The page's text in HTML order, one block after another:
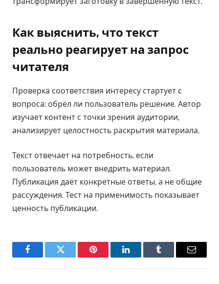
Как выяснить, что текст
реально реагирует на запрос
читателя
Проверка соответствия интересу стартует с
вопроса: обрёл ли пользователь решение. Автор
изучает контент с точки зрения аудитории,
анализирует целостность раскрытия материала.
Текст отвечает на потребность, если
пользователь может внедрить материал.
Публикация даёт конкретные ответы, а не общие
рассуждения. Тест на применимость показывает
ценность публикации.
FacebookTwitter Pinterest LinkedInTumblr Email